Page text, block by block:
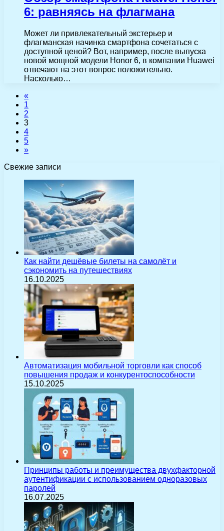
6: равняясь на флагмана
Может ли привлекательный экстерьер и
флагманская начинка смартфона сочетаться с
доступной ценой? Вот, например, после выпуска
новой мощной модели Honor 6, в компании Huawei
отвечают на этот вопрос положительно.
Насколько…
«
1
2
3
4
5
»
Свежие записи
Как найти дешёвые билеты на самолёт и
сэкономить на путешествиях
16.10.2025
Автоматизация мобильной торговли как способ
повышения продаж и конкурентоспособности
15.10.2025
Принципы работы и преимущества двухфакторной
аутентификации с использованием одноразовых
паролей
16.07.2025